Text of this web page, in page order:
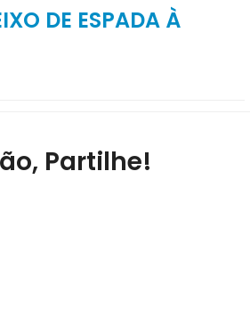
DE ESPADA À
Partilhe!